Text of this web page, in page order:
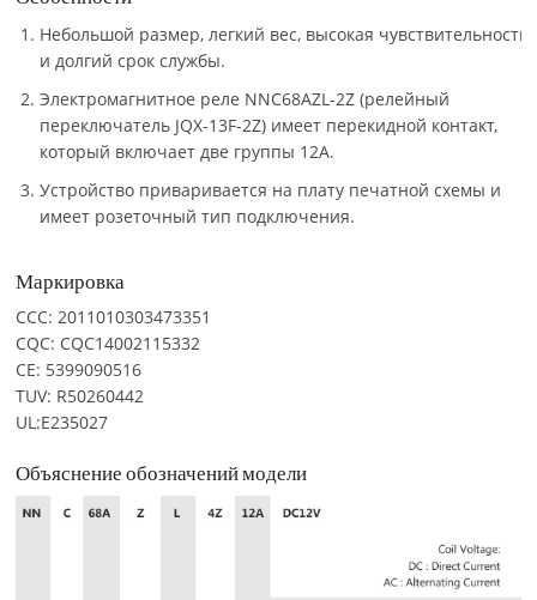
Небольшой размер, легкий вес, высокая чувствительность
и долгий срок службы.
Электромагнитное реле NNC68AZL-2Z (релейный
переключатель JQX-13F-2Z) имеет перекидной контакт,
который включает две группы 12A.
Устройство приваривается на плату печатной схемы и
имеет розеточный тип подключения.
Маркировка
CCC: 2011010303473351
CQC: CQC14002115332
CE: 5399090516
TUV: R50260442
UL:E235027
Объяснение обозначений модели